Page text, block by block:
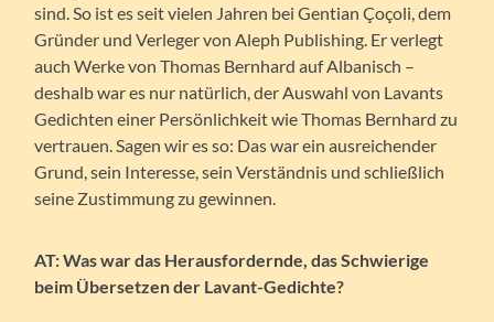
sind. So ist es seit vielen Jahren bei Gentian Çoçoli, dem
Gründer und Verleger von Aleph Publishing. Er verlegt
auch Werke von Thomas Bernhard auf Albanisch –
deshalb war es nur natürlich, der Auswahl von Lavants
Gedichten einer Persönlichkeit wie Thomas Bernhard zu
vertrauen. Sagen wir es so: Das war ein ausreichender
Grund, sein Interesse, sein Verständnis und schließlich
seine Zustimmung zu gewinnen.
AT: Was war das Herausfordernde, das Schwierige
beim Übersetzen der Lavant-Gedichte?